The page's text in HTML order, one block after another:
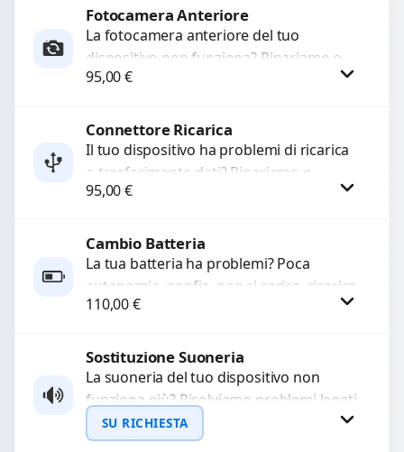
funzionante,... Procedi
Fotocamera Anteriore
La fotocamera anteriore del tuo
dispositivo non funziona? Ripariamo o
sostituiamo fotocamere guaste con
a...
95,00€
Procedi
Connettore Ricarica
Il tuo dispositivo ha problemi di ricarica
o trasferimento dati? Ripariamo o
sostituiamo connettori di ricarica guasti,
95,00€
Procedi
Cambio Batteria
La tua batteria ha problemi? Poca
autonomia, gonfia, non si carica, ricarica
lenta o cicli di ricarica esauriti?
110,00€
Procedi
Sostituzione Suoneria
La suoneria del tuo dispositivo non
funziona più? Risolviamo problemi legati
a moduli audio difettosi con interventi
precisi e componenti...
SU RICHIESTA